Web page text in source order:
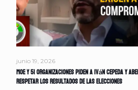
junio 19, 2026
MOE y 51 organizaciones piden a Iván Cepeda y
respetar los resultados de las elecciones